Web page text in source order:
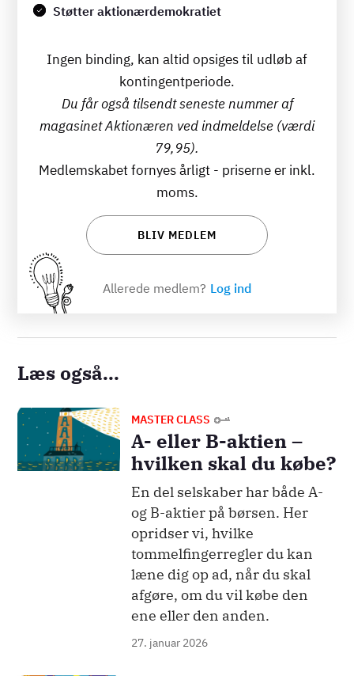
Støtter aktionærdemokratiet
Ingen binding, kan altid opsiges til udløb af
kontingentperiode.
Du får også tilsendt seneste nummer af
magasinet Aktionæren ved indmeldelse (værdi
79,95).
Medlemskabet fornyes årligt - priserne er inkl.
moms.
BLIV MEDLEM
Allerede medlem? Log ind
Læs også...
Billede MASTER CLASS
A- eller B-aktien –
hvilken skal du købe?
En del selskaber har både A-
og B-aktier på børsen. Her
opridser vi, hvilke
tommelfingerregler du kan
læne dig op ad, når du skal
afgøre, om du vil købe den
ene eller den anden.
27. januar 2026